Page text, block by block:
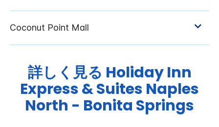
詳しく見る Holiday Inn
Express & Suites Naples
North - Bonita Springs